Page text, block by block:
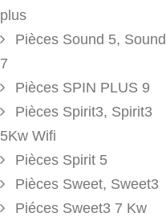
plus
Pièces Sound 5, Sound
7
Pièces SPIN PLUS 9
Pièces Spirit3, Spirit3
5Kw Wifi
Pièces Spirit 5
Pièces Sweet, Sweet3
Piéces Sweet3 7 Kw